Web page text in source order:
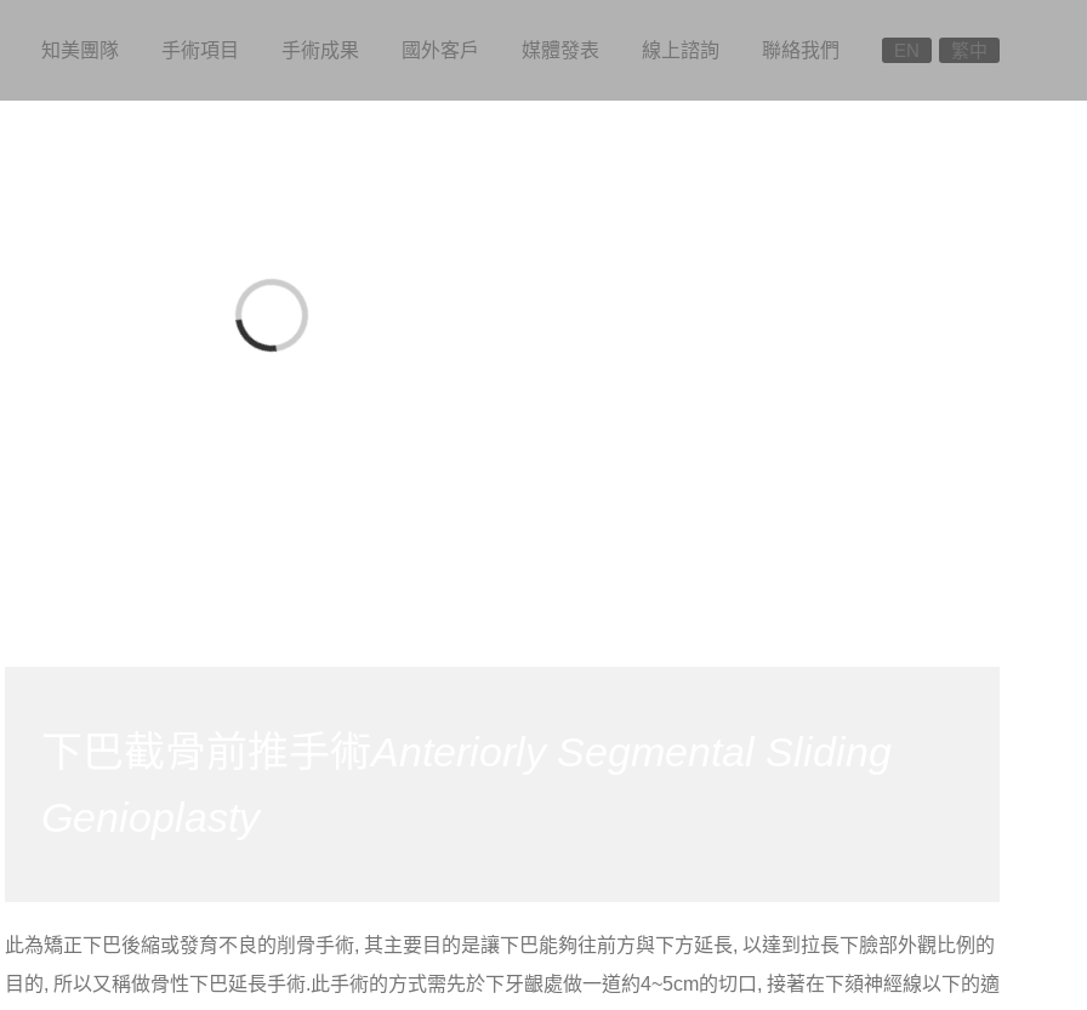
知美團隊 手術項目 手術成果 國外客戶 媒體發表 線上諮詢 聯絡我們 EN 繁中
Loading...
此為矯正下巴後縮或發育不良的削骨手術, 其主要目的是讓下巴能夠往前方與下方延長, 以達到拉長下臉部外觀比例的
目的, 所以又稱做骨性下巴延長手術.此手術的方式需先於下牙齦處做一道約4~5cm的切口, 接著在下頦神經線以下的適